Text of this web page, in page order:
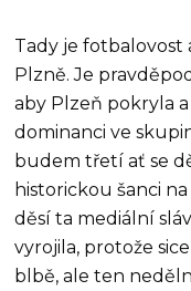
Tady je fotbalovost
Plzně. Je
aby Plzeň pokryla
dominanci ve
budem třetí ať se
historickou šanci
děsí ta mediální
vyrojila, protože
blbě, ale ten